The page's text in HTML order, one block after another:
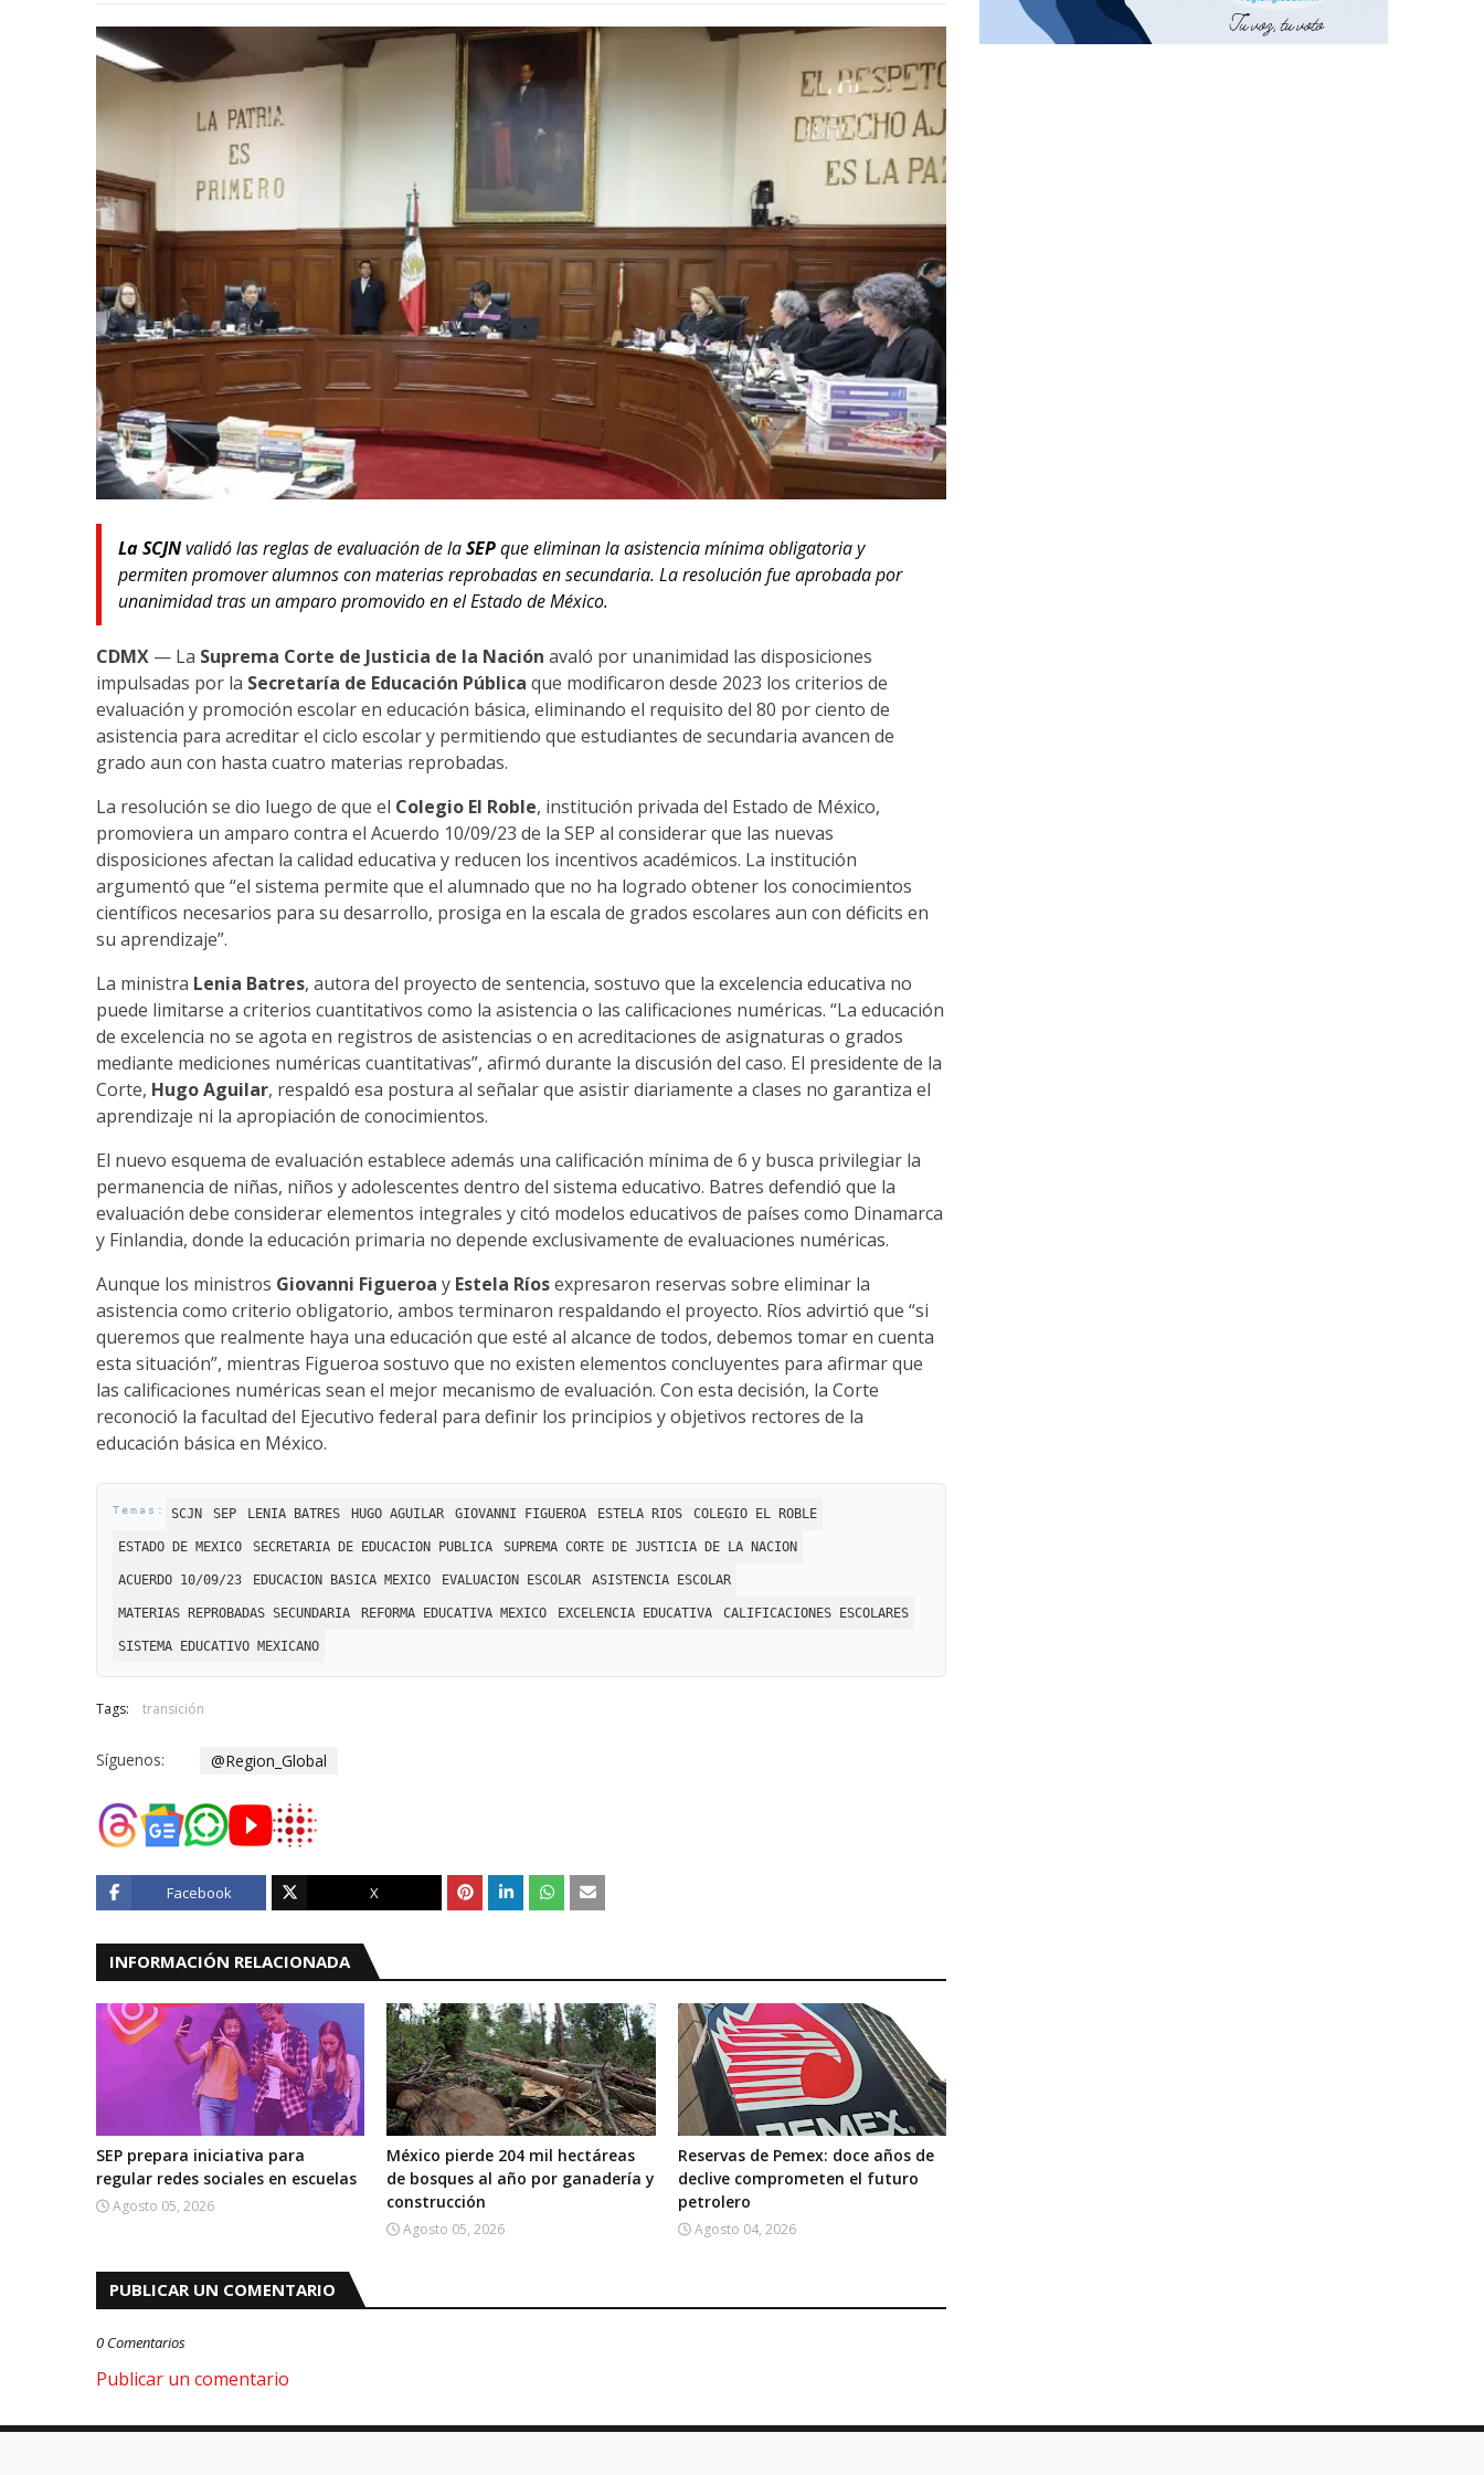
La SCJNvalidó las reglas de evaluación de laSEPque eliminan la asistencia mínima obligatoria y
permiten promover alumnos con materias reprobadas en secundaria. La resolución fue aprobada por
unanimidad tras un amparo promovido en el Estado de México.
CDMX — La Suprema Corte de Justicia de la Nación avaló por unanimidad las disposiciones
impulsadas por la Secretaría de Educación Pública que modificaron desde 2023 los criterios de
evaluación y promoción escolar en educación básica, eliminando el requisito del 80 por ciento de
asistencia para acreditar el ciclo escolar y permitiendo que estudiantes de secundaria avancen de
grado aun con hasta cuatro materias reprobadas.
La resolución se dio luego de que el Colegio El Roble, institución privada del Estado de México,
promoviera un amparo contra el Acuerdo 10/09/23 de la SEP al considerar que las nuevas
disposiciones afectan la calidad educativa y reducen los incentivos académicos. La institución
argumentó que “el sistema permite que el alumnado que no ha logrado obtener los conocimientos
científicos necesarios para su desarrollo, prosiga en la escala de grados escolares aun con déficits en
su aprendizaje”.
La ministra Lenia Batres, autora del proyecto de sentencia, sostuvo que la excelencia educativa no
puede limitarse a criterios cuantitativos como la asistencia o las calificaciones numéricas. “La educación
de excelencia no se agota en registros de asistencias o en acreditaciones de asignaturas o grados
mediante mediciones numéricas cuantitativas”, afirmó durante la discusión del caso. El presidente de la
Corte, Hugo Aguilar, respaldó esa postura al señalar que asistir diariamente a clases no garantiza el
aprendizaje ni la apropiación de conocimientos.
El nuevo esquema de evaluación establece además una calificación mínima de 6 y busca privilegiar la
permanencia de niñas, niños y adolescentes dentro del sistema educativo. Batres defendió que la
evaluación debe considerar elementos integrales y citó modelos educativos de países como Dinamarca
y Finlandia, donde la educación primaria no depende exclusivamente de evaluaciones numéricas.
Aunque los ministros Giovanni Figueroa y Estela Ríosexpresaron reservas sobre eliminar la
asistencia como criterio obligatorio, ambos terminaron respaldando el proyecto. Ríos advirtió que “si
queremos que realmente haya una educación que esté al alcance de todos, debemos tomar en cuenta
esta situación”, mientras Figueroa sostuvo que no existen elementos concluyentes para afirmar que
las calificaciones numéricas sean el mejor mecanismo de evaluación. Con esta decisión, la Corte
reconoció la facultad del Ejecutivo federal para definir los principios y objetivos rectores de la
educación básica en México.
SCJN SEP LENIA BATRES HUGO AGUILAR GIOVANNI FIGUEROA ESTELA RIOS COLEGIO EL ROBLE
ESTADO DE MEXICO SECRETARIA DE EDUCACION PUBLICA SUPREMA CORTE DE JUSTICIA DE LA NACION
ACUERDO 10/09/23 EDUCACION BASICA MEXICO EVALUACION ESCOLAR ASISTENCIA ESCOLAR
MATERIAS REPROBADAS SECUNDARIA REFORMA EDUCATIVA MEXICO EXCELENCIA EDUCATIVA CALIFICACIONES ESCOLARES
SISTEMA EDUCATIVO MEXICANO
Tags: transición
Síguenos: @Region_Global
Facebook X
INFORMACIÓN RELACIONADA
SEP prepara iniciativa para
regular redes sociales en escuelas
Agosto 05, 2026
México pierde 204 mil hectáreas
de bosques al año por ganadería y
construcción
Agosto 05, 2026
Reservas de Pemex: doce años de
declive comprometen el futuro
petrolero
Agosto 04, 2026
PUBLICAR UN COMENTARIO
0 Comentarios
Publicar un comentario